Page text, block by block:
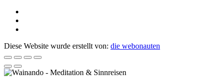
Diese Website wurde erstellt von: die webonauten